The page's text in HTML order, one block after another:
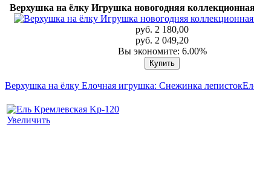
Верхушка на ёлку Игрушка новогодняя
руб. 2 180,00
руб. 2 049,20
Вы экономите: 6.00%
Верхушка на ёлку Елочная игрушка: Снежинка леписток
Увеличить